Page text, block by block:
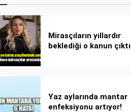
Mirasçıların yıllardır
beklediği o kanun çıktı
Yaz aylarında mantar
enfeksiyonu artıyor!